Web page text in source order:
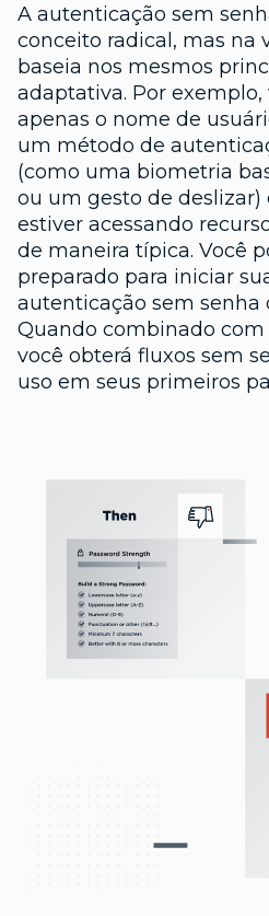
A autenticação sem
conceito radical, mas na
baseia nos mesmos
adaptativa. Por
apenas o nome de
um método de
(como uma biometria
ou um gesto de
estiver acessando
de maneira típica. Você
preparado para iniciar
autenticação sem senha
Quando combinado com
você obterá fluxos sem
uso em seus primeiros